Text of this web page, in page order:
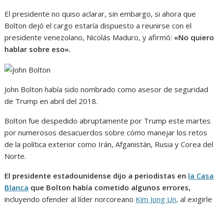
El presidente no quiso aclarar, sin embargo, si ahora que
Bolton dejó el cargo estaría dispuesto a reunirse con el
presidente venezolano, Nicolás Maduro, y afirmó: «No quiero
hablar sobre eso».
John Bolton había sido nombrado como asesor de seguridad
de Trump en abril del 2018.
Bolton fue despedido abruptamente por Trump este martes
por numerosos desacuerdos sobre cómo manejar los retos
de la política exterior como Irán, Afganistán, Rusia y Corea del
Norte.
El presidente estadounidense dijo a periodistas en la Casa
Blanca que Bolton había cometido algunos errores,
incluyendo ofender al líder norcoreano Kim Jong Un, al exigirle